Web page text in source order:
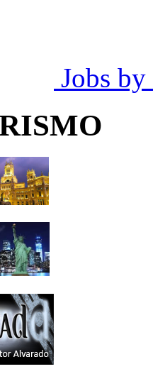
Jobs by